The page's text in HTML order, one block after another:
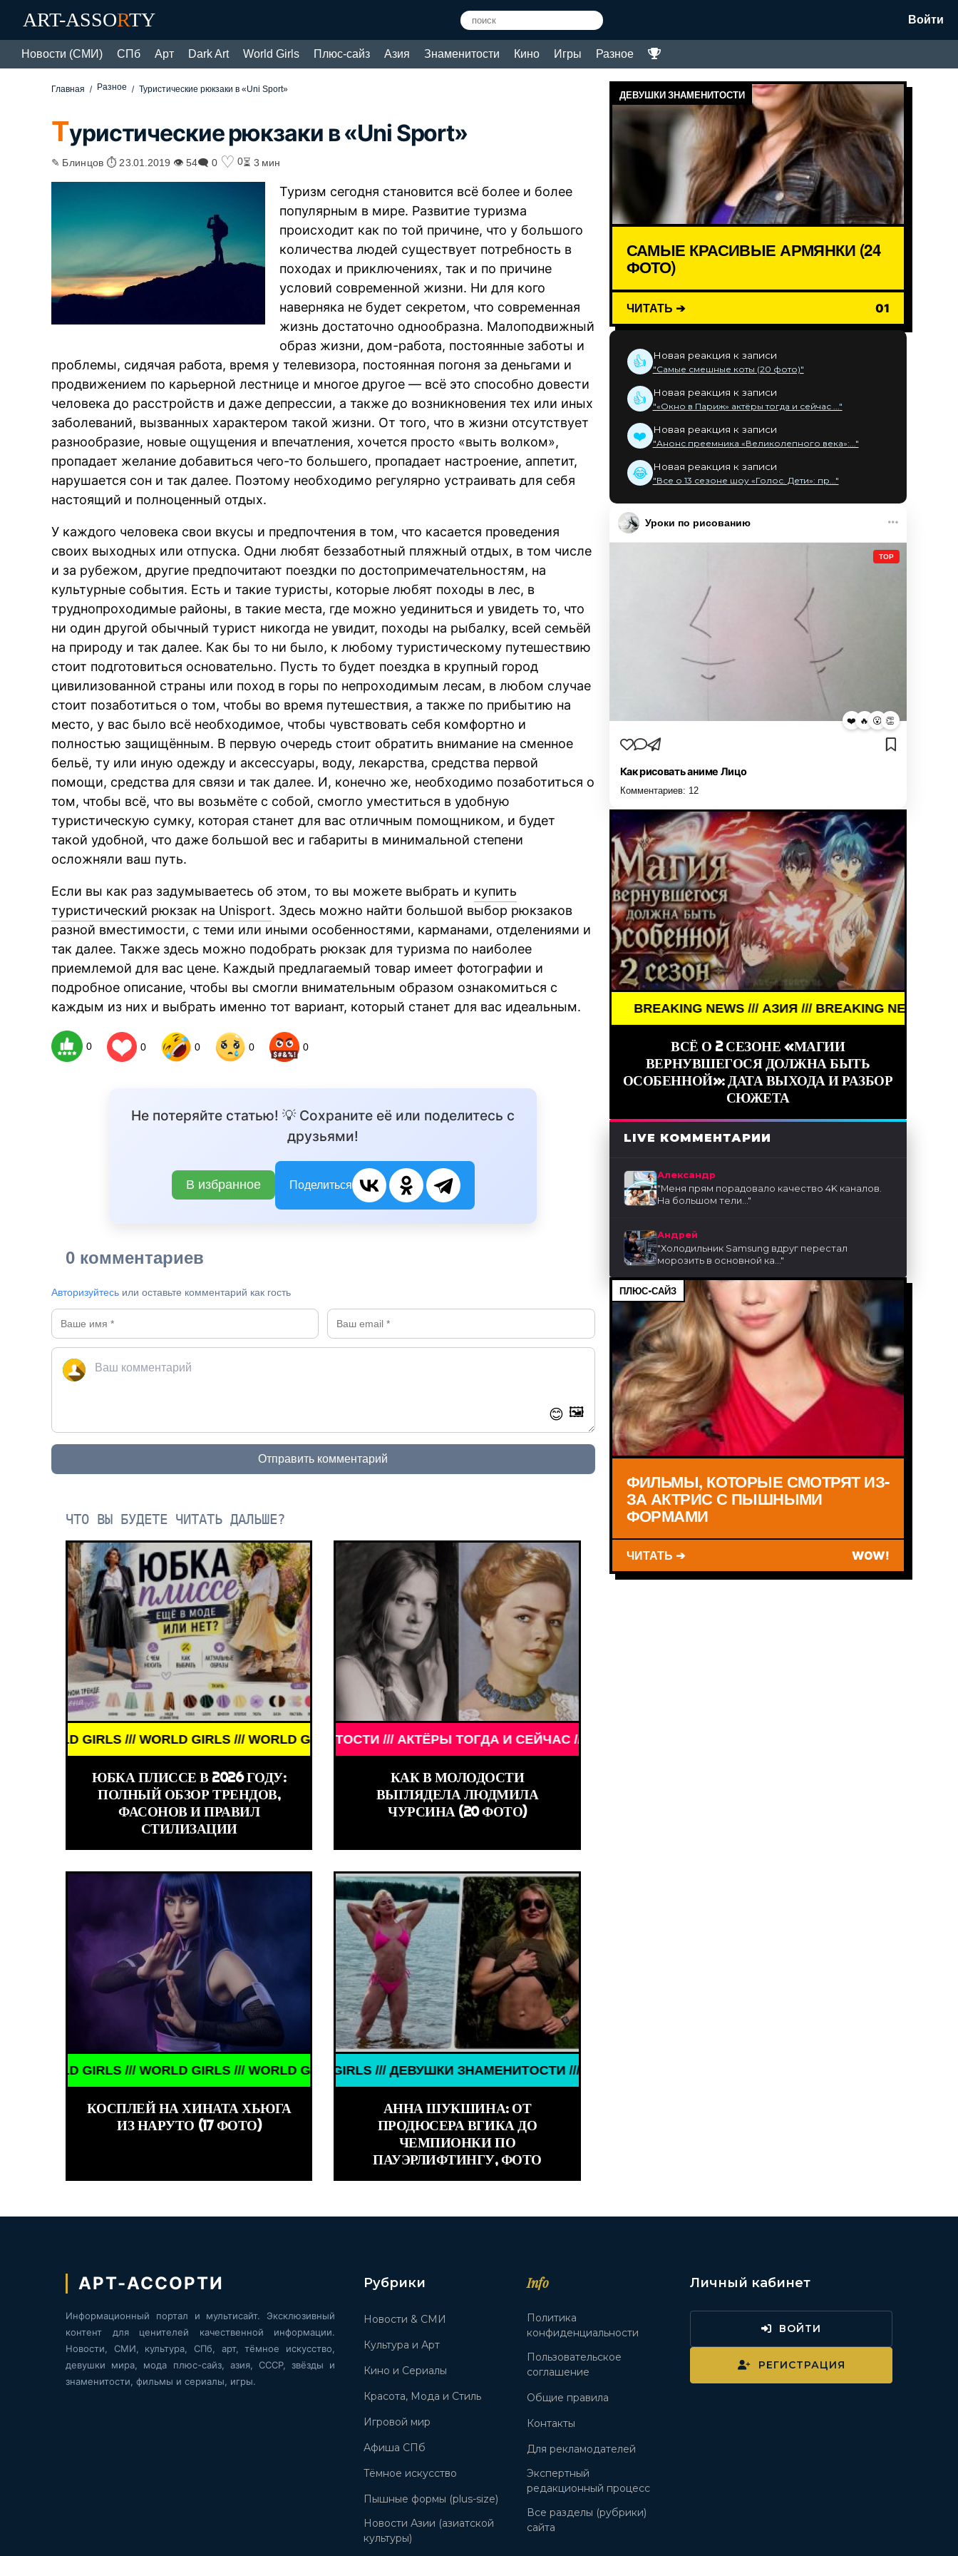
ART-ASSORTY Войти
Новости (СМИ) СПб Арт Dark Art World Girls Плюс-сайз Азия Знаменитости Кино Игры Разное
Главная Разное Туристические рюкзаки в «Uni Sport»
Туристические рюкзаки в «Uni Sport»
✎ Блинцов ⏱ 23.01.2019 👁 54🗨 0 ♡ 0⏳ 3 мин
Туризм сегодня становится всё более и более
популярным в мире. Развитие туризма
происходит как по той причине, что у большого
количества людей существует потребность в
походах и приключениях, так и по причине
условий современной жизни. Ни для кого
наверняка не будет секретом, что современная
жизнь достаточно однообразна. Малоподвижный
образ жизни, дом-работа, постоянные заботы и
проблемы, сидячая работа, время у телевизора, постоянная погоня за деньгами и
продвижением по карьерной лестнице и многое другое — всё это способно довести
человека до расстройств и даже депрессии, а также до возникновения тех или иных
заболеваний, вызванных характером такой жизни. От того, что в жизни отсутствует
разнообразие, новые ощущения и впечатления, хочется просто «выть волком»,
пропадает желание добавиться чего-то большего, пропадает настроение, аппетит,
нарушается сон и так далее. Поэтому необходимо регулярно устраивать для себя
настоящий и полноценный отдых.
У каждого человека свои вкусы и предпочтения в том, что касается проведения
своих выходных или отпуска. Одни любят беззаботный пляжный отдых, в том числе
и за рубежом, другие предпочитают поездки по достопримечательностям, на
культурные события. Есть и такие туристы, которые любят походы в лес, в
труднопроходимые районы, в такие места, где можно уединиться и увидеть то, что
ни один другой обычный турист никогда не увидит, походы на рыбалку, всей семьёй
на природу и так далее. Как бы то ни было, к любому туристическому путешествию
стоит подготовиться основательно. Пусть то будет поездка в крупный город
цивилизованной страны или поход в горы по непроходимым лесам, в любом случае
стоит позаботиться о том, чтобы во время путешествия, а также по прибытию на
место, у вас было всё необходимое, чтобы чувствовать себя комфортно и
полностью защищённым. В первую очередь стоит обратить внимание на сменное
бельё, ту или иную одежду и аксессуары, воду, лекарства, средства первой
помощи, средства для связи и так далее. И, конечно же, необходимо позаботиться о
том, чтобы всё, что вы возьмёте с собой, смогло уместиться в удобную
туристическую сумку, которая станет для вас отличным помощником, и будет
такой удобной, что даже большой вес и габариты в минимальной степени
осложняли ваш путь.
Если вы как раз задумываетесь об этом, то вы можете выбрать и купить
туристический рюкзак на Unisport. Здесь можно найти большой выбор рюкзаков
разной вместимости, с теми или иными особенностями, карманами, отделениями и
так далее. Также здесь можно подобрать рюкзак для туризма по наиболее
приемлемой для вас цене. Каждый предлагаемый товар имеет фотографии и
подробное описание, чтобы вы смогли внимательным образом ознакомиться с
каждым из них и выбрать именно тот вариант, который станет для вас идеальным.
0 0 0 0 0
Не потеряйте статью! 💡 Сохраните её или поделитесь с
друзьями!
В избранное Поделиться
0 комментариев
Авторизуйтесь или оставьте комментарий как гость
😊 🖼️
Отправить комментарий
ЧТО ВЫ БУДЕТЕ ЧИТАТЬ ДАЛЬШЕ?
GIRLS /// WORLD GIRLS /// WORLD GIRLS /// WORLD GIRLS ///
ЮБКА ПЛИССЕ В 2026 ГОДУ:
ПОЛНЫЙ ОБЗОР ТРЕНДОВ,
ФАСОНОВ И ПРАВИЛ
СТИЛИЗАЦИИ
ТОГДА И СЕЙЧАС /// ЗНАМЕНИТОСТИ /// АКТЁРЫ ТОГДА И СЕЙЧАС /// ЗНАМЕНИТОСТИ /// АКТЁРЫ ТОГДА И СЕЙЧАС /// ЗНАМЕНИТОСТИ ///
КАК В МОЛОДОСТИ
ВЫГЛЯДЕЛА ЛЮДМИЛА
ЧУРСИНА (20 ФОТО)
GIRLS /// WORLD GIRLS /// WORLD GIRLS /// WORLD GIRLS ///
КОСПЛЕЙ НА ХИНАТА ХЬЮГА
ИЗ НАРУТО (17 ФОТО)
ЗНАМЕНИТОСТИ /// WORLD GIRLS /// ДЕВУШКИ ЗНАМЕНИТОСТИ /// WORLD GIRLS /// ДЕВУШКИ ЗНАМЕНИТОСТИ /// WORLD GIRLS /// ДЕВУШКИ
АННА ШУКШИНА: ОТ
ПРОДЮСЕРА ВГИКА ДО
ЧЕМПИОНКИ ПО
ПАУЭРЛИФТИНГУ, ФОТО
ДЕВУШКИ ЗНАМЕНИТОСТИ
САМЫЕ КРАСИВЫЕ АРМЯНКИ (24
ФОТО)
ЧИТАТЬ ➔ 01
👍 Новая реакция к записи
"Самые смешные коты (20 фото)"
👍 Новая реакция к записи
"«Окно в Париж» актёры тогда и сейчас ..."
❤️ Новая реакция к записи
"Анонс преемника «Великолепного века»:..."
😂 Новая реакция к записи
"Все о 13 сезоне шоу «Голос. Дети»: пр..."
Уроки по рисованию
TOP
❤️ 🔥 😮 👏
Как рисовать аниме Лицо
Комментариев: 12
BREAKING NEWS /// АЗИЯ /// BREAKING NEWS /// АЗИЯ ///
ВСЁ О 2 СЕЗОНЕ «МАГИИ
ВЕРНУВШЕГОСЯ ДОЛЖНА БЫТЬ
ОСОБЕННОЙ»: ДАТА ВЫХОДА И РАЗБОР
СЮЖЕТА
LIVE КОММЕНТАРИИ
Александр
"Меня прям порадовало качество 4K каналов.
На большом тели..."
Андрей
"Холодильник Samsung вдруг перестал
морозить в основной ка..."
ПЛЮС-САЙЗ
ФИЛЬМЫ, КОТОРЫЕ СМОТРЯТ ИЗ-
ЗА АКТРИС С ПЫШНЫМИ
ФОРМАМИ
ЧИТАТЬ ➔ WOW!
АРТ-АССОРТИ
Информационный портал и мультисайт. Эксклюзивный
контент для ценителей качественной информации.
Новости, СМИ, культура, СПб, арт, тёмное искусство,
девушки мира, мода плюс-сайз, азия, СССР, звёзды и
знаменитости, фильмы и сериалы, игры.
Рубрики
Новости & СМИ
Культура и Арт
Кино и Сериалы
Красота, Мода и Стиль
Игровой мир
Афиша СПб
Тёмное искусство
Пышные формы (plus-size)
Новости Азии (азиатской
культуры)
Info
Политика
конфиденциальности
Пользовательское
соглашение
Общие правила
Контакты
Для рекламодателей
Экспертный
редакционный процесс
Все разделы (рубрики)
сайта
Личный кабинет
ВОЙТИ
РЕГИСТРАЦИЯ